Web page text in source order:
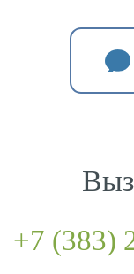
+7 (383)